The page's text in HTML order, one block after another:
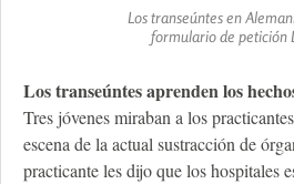
Los transeúntes en
formulario de petición
Los transeúntes aprenden los
Tres jóvenes miraban a los
escena de la actual sustracción de
practicante les dijo que los hospitales